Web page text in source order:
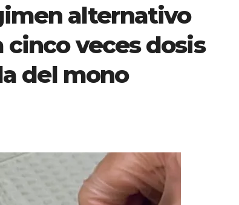
alternativo
veces dosis
del mono